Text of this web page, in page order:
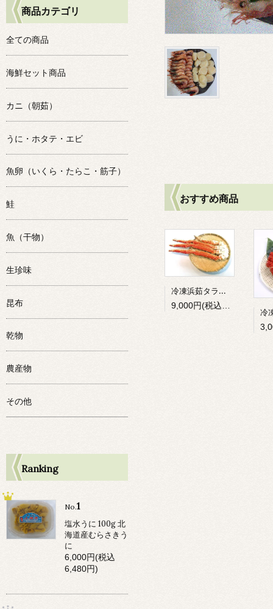
おすすめ商品
冷凍浜茹タラバ足 800g前後
商品カテゴリ
全ての商品
海鮮セット商品
カニ（朝茹）
うに・ホタテ・エビ
魚卵（いくら・たらこ・筋子）
鮭
魚（干物）
生珍味
昆布
乾物
農産物
その他
Ranking
No.1
塩水うに 100g 北
海道産むらさきう
に
6,000円(税込
6,480円)